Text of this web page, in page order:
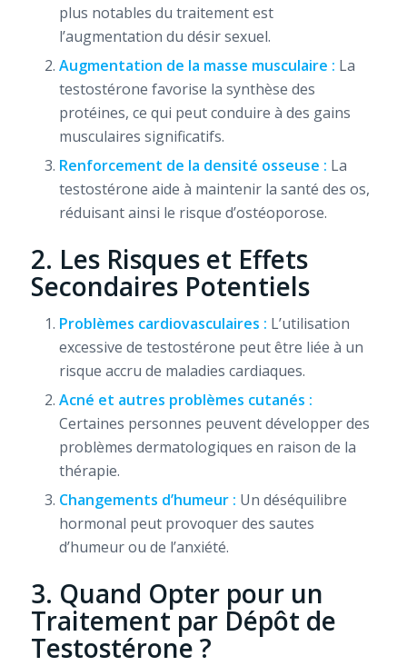
plus notables du traitement est
l’augmentation du désir sexuel.
Augmentation de la masse musculaire : La
testostérone favorise la synthèse des
protéines, ce qui peut conduire à des gains
musculaires significatifs.
Renforcement de la densité osseuse : La
testostérone aide à maintenir la santé des os,
réduisant ainsi le risque d’ostéoporose.
2. Les Risques et Effets
Secondaires Potentiels
Problèmes cardiovasculaires : L’utilisation
excessive de testostérone peut être liée à un
risque accru de maladies cardiaques.
Acné et autres problèmes cutanés :
Certaines personnes peuvent développer des
problèmes dermatologiques en raison de la
thérapie.
Changements d’humeur : Un déséquilibre
hormonal peut provoquer des sautes
d’humeur ou de l’anxiété.
3. Quand Opter pour un
Traitement par Dépôt de
Testostérone ?